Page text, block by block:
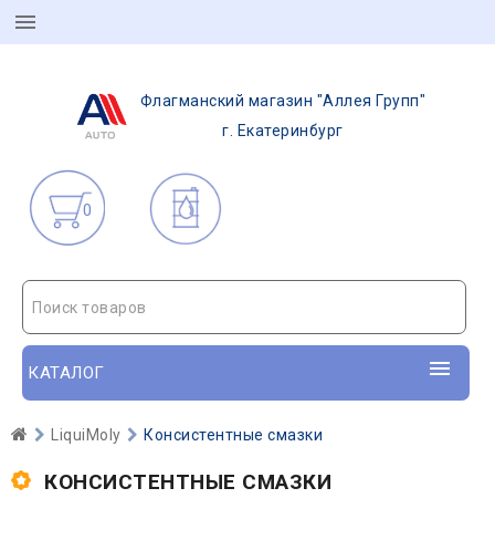
Флагманский магазин "Аллея Групп"
г. Екатеринбург
0
Поиск товаров
КАТАЛОГ
LiquiMoly Консистентные смазки
КОНСИСТЕНТНЫЕ СМАЗКИ